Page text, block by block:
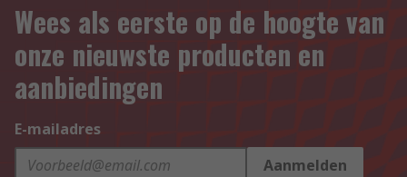
Wees als eerste op de hoogte van
onze nieuwste producten en
aanbiedingen
E-mailadres
Aanmelden